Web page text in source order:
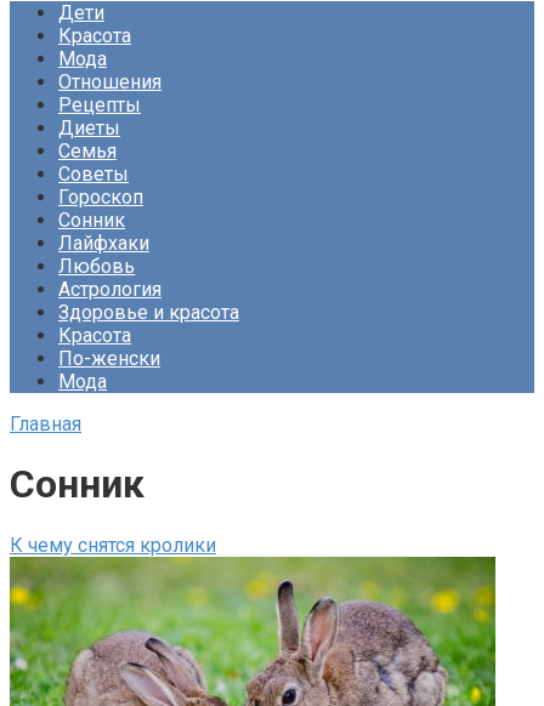
Дети
Красота
Мода
Отношения
Рецепты
Диеты
Семья
Советы
Гороскоп
Сонник
Лайфхаки
Любовь
Астрология
Здоровье и красота
Красота
По-женски
Мода
Главная
Сонник
К чему снятся кролики